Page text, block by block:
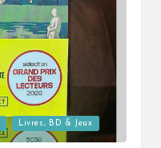
Livres, BD & Jeux